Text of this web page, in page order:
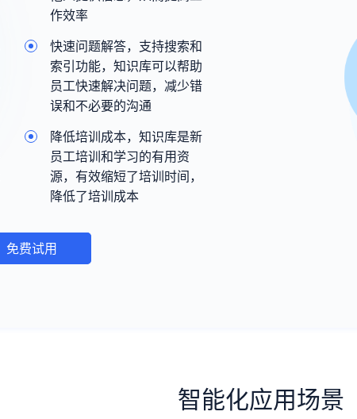
作效率
快速问题解答，支持搜索和
索引功能，知识库可以帮助
员工快速解决问题，减少错
误和不必要的沟通
降低培训成本，知识库是新
员工培训和学习的有用资
源，有效缩短了培训时间，
降低了培训成本
免费试用
智能化应用场景